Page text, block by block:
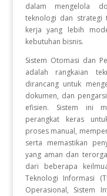
dalam mengelola
teknologi dan strategi
kerja yang lebih
kebutuhan bisnis.
Sistem Otomasi dan
adalah rangkaian
dirancang untuk
dokumen, dan
efisien. Sistem ini
perangkat keras
proses manual,
serta memastikan
yang aman dan
dari beberapa
Teknologi Informasi
Operasional, Sistem